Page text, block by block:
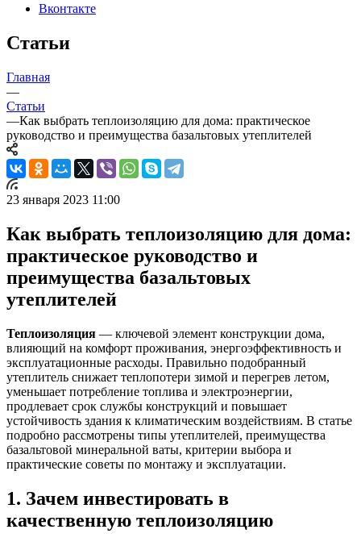
Вконтакте
Статьи
Главная
—
Статьи
—Как выбрать теплоизоляцию для дома: практическое
руководство и преимущества базальтовых утеплителей
23 января 2023 11:00
Как выбрать теплоизоляцию для дома:
практическое руководство и
преимущества базальтовых
утеплителей
Теплоизоляция — ключевой элемент конструкции дома,
влияющий на комфорт проживания, энергоэффективность и
эксплуатационные расходы. Правильно подобранный
утеплитель снижает теплопотери зимой и перегрев летом,
уменьшает потребление топлива и электроэнергии,
продлевает срок службы конструкций и повышает
устойчивость здания к климатическим воздействиям. В статье
подробно рассмотрены типы утеплителей, преимущества
базальтовой минеральной ваты, критерии выбора и
практические советы по монтажу и эксплуатации.
1. Зачем инвестировать в
качественную теплоизоляцию